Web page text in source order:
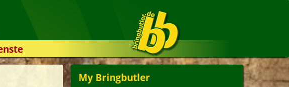
My Bringbutler